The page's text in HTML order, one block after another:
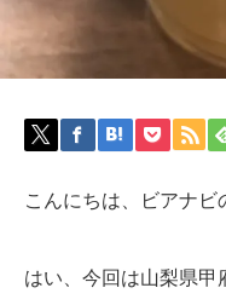
こんにちは、ビアナビ
はい、今回は山梨県甲